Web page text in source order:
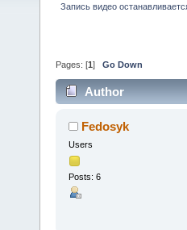
Запись видео
Pages: [1 ] Go Down
Author
Fedosyk
Users
Posts: 6